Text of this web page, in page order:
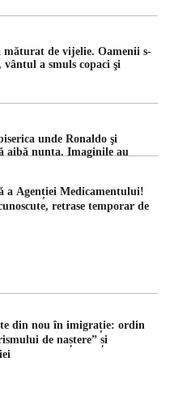
de vijelie. Oamenii s-
vântul a smuls copaci şi
unde Ronaldo şi
aibă nunta. Imaginile au
a Agenției Medicamentului!
retrase temporar de
din nou în imigrație: ordin
de naștere” și